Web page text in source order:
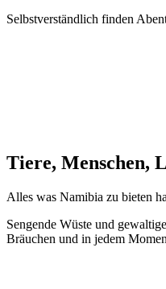
Selbstverständlich finden
Tiere, Menschen,
Alles was Namibia zu bieten
Sengende Wüste und
Bräuchen und in jedem